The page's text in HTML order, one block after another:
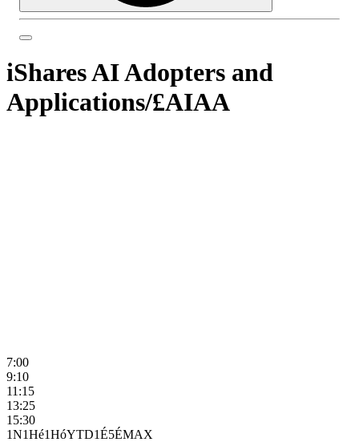
iShares AI Adopters and
Applications/£AIAA
7:00
9:10
11:15
13:25
15:30
1N1Hé1HóYTD1É5ÉMAX